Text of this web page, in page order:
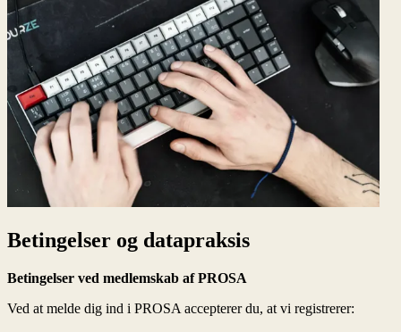
Betingelser og datapraksis
Betingelser ved medlemskab af PROSA
Ved at melde dig ind i PROSA accepterer du, at vi registrerer: